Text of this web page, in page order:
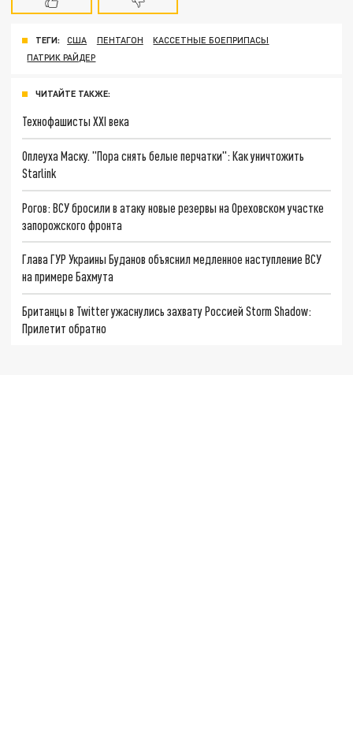
ТЕГИ: США ПЕНТАГОН
КАССЕТНЫЕ БОЕПРИПАСЫ
ПАТРИК РАЙДЕР
ЧИТАЙТЕ ТАКЖЕ:
Технофашисты XXI века
Оплеуха Маску. "Пора снять белые перчатки": Как уничтожить
Starlink
Рогов: ВСУ бросили в атаку новые резервы на Ореховском участке
запорожского фронта
Глава ГУР Украины Буданов объяснил медленное наступление ВСУ
на примере Бахмута
Британцы в Twitter ужаснулись захвату Россией Storm Shadow:
Прилетит обратно